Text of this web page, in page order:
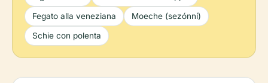
Fegato alla veneziana Moeche (sezónní)
Schie con polenta